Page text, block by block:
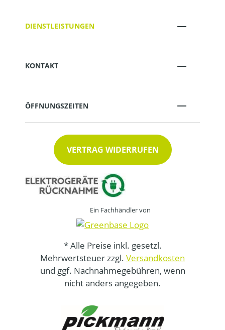
DIENSTLEISTUNGEN
KONTAKT
ÖFFNUNGSZEITEN
VERTRAG WIDERRUFEN
Ein Fachhändler von
* Alle Preise inkl. gesetzl.
Mehrwertsteuer zzgl. Versandkosten
und ggf. Nachnahmegebühren, wenn
nicht anders angegeben.